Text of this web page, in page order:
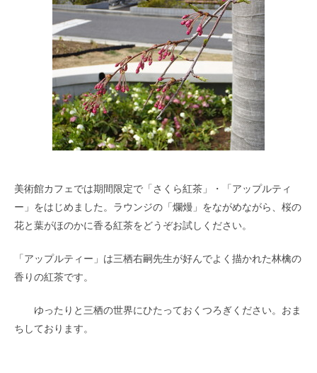
美術館カフェでは期間限定で「さくら紅茶」・「アップルティ
ー」をはじめました。ラウンジの「爛熳」をながめながら、桜の
花と葉がほのかに香る紅茶をどうぞお試しください。
「アップルティー」は三栖右嗣先生が好んでよく描かれた林檎の
香りの紅茶です。
ゆったりと三栖の世界にひたっておくつろぎください。おま
ちしております。